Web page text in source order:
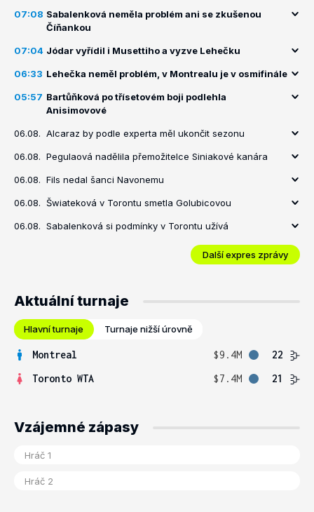
07:08 Sabalenková neměla problém ani se zkušenou
Číňankou
07:04 Jódar vyřídil i Musettiho a vyzve Lehečku
06:33 Lehečka neměl problém, v Montrealu je v osmifinále
05:57 Bartůňková po třísetovém boji podlehla
Anisimovové
06.08. Alcaraz by podle experta měl ukončit sezonu
06.08. Pegulaová nadělila přemožitelce Siniakové kanára
06.08. Fils nedal šanci Navonemu
06.08. Šwiateková v Torontu smetla Golubicovou
06.08. Sabalenková si podmínky v Torontu užívá
Další expres zprávy
Aktuální turnaje
Hlavní turnaje Turnaje nižší úrovně
Montreal $9.4M
22
Toronto WTA
$7.4M 21
Vzájemné zápasy